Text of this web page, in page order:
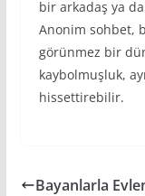
bir arkadaş ya
Anonim sohbet,
görünmez bir
kaybolmuşluk,
hissettirebilir.
Bayanlarla